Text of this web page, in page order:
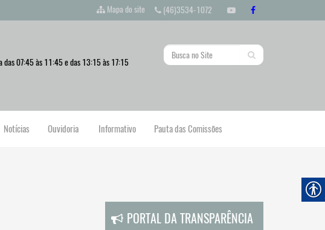
Mapa do site (46)3534-1072
07:45 às 11:45 e das 13:15 às 17:15
Notícias Ouvidoria Informativo Pauta das Comissões
PORTAL DA TRANSPARÊNCIA